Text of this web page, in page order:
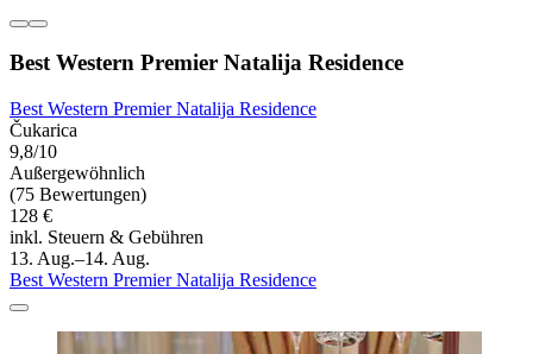
Best Western Premier Natalija Residence
Best Western Premier Natalija Residence
Čukarica
9,8/10
Außergewöhnlich
(75 Bewertungen)
128 €
inkl. Steuern & Gebühren
13. Aug.–14. Aug.
Best Western Premier Natalija Residence